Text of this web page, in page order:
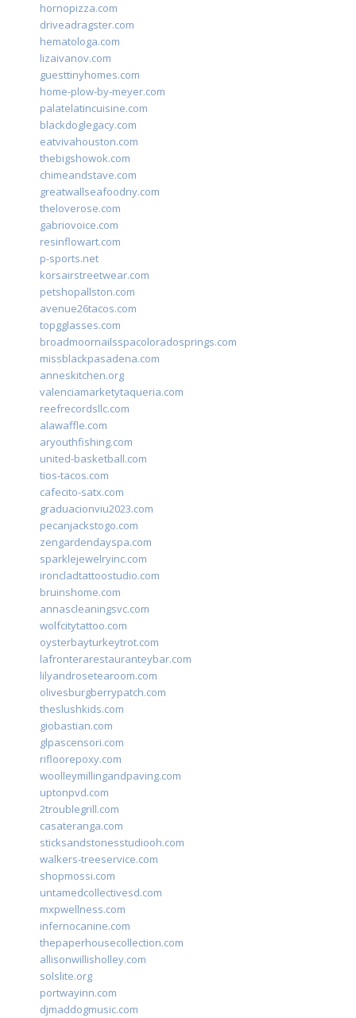
hornopizza.com
driveadragster.com
hematologa.com
lizaivanov.com
guesttinyhomes.com
home-plow-by-meyer.com
palatelatincuisine.com
blackdoglegacy.com
eatvivahouston.com
thebigshowok.com
chimeandstave.com
greatwallseafoodny.com
theloverose.com
gabriovoice.com
resinflowart.com
p-sports.net
korsairstreetwear.com
petshopallston.com
avenue26tacos.com
topgglasses.com
broadmoornailsspacoloradosprings.com
missblackpasadena.com
anneskitchen.org
valenciamarketytaqueria.com
reefrecordsllc.com
alawaffle.com
aryouthfishing.com
united-basketball.com
tios-tacos.com
cafecito-satx.com
graduacionviu2023.com
pecanjackstogo.com
zengardendayspa.com
sparklejewelryinc.com
ironcladtattoostudio.com
bruinshome.com
annascleaningsvc.com
wolfcitytattoo.com
oysterbayturkeytrot.com
lafronterarestauranteybar.com
lilyandrosetearoom.com
olivesburgberrypatch.com
theslushkids.com
giobastian.com
glpascensori.com
rifloorepoxy.com
woolleymillingandpaving.com
uptonpvd.com
2troublegrill.com
casateranga.com
sticksandstonesstudiooh.com
walkers-treeservice.com
shopmossi.com
untamedcollectivesd.com
mxpwellness.com
infernocanine.com
thepaperhousecollection.com
allisonwillisholley.com
solslite.org
portwayinn.com
djmaddogmusic.com